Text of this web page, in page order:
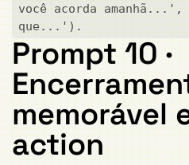
você acorda amanhã...',
que...').
Prompt 10 ·
memorável
action